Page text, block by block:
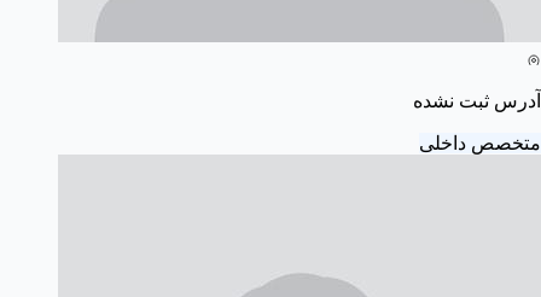
آدرس ثبت نشده
متخصص داخلی